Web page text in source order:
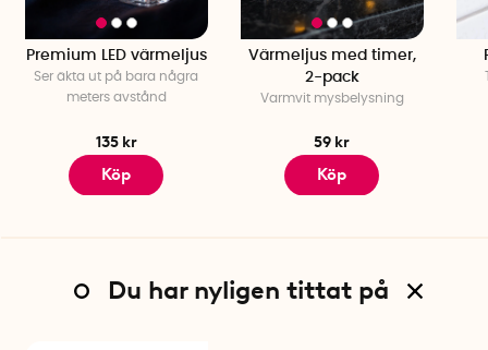
Premium LED värmeljus
Ser äkta ut på bara några
meters avstånd
135 kr
Köp
Värmeljus med timer,
2-pack
Varmvit mysbelysning
59 kr
Köp
Du har nyligen tittat på